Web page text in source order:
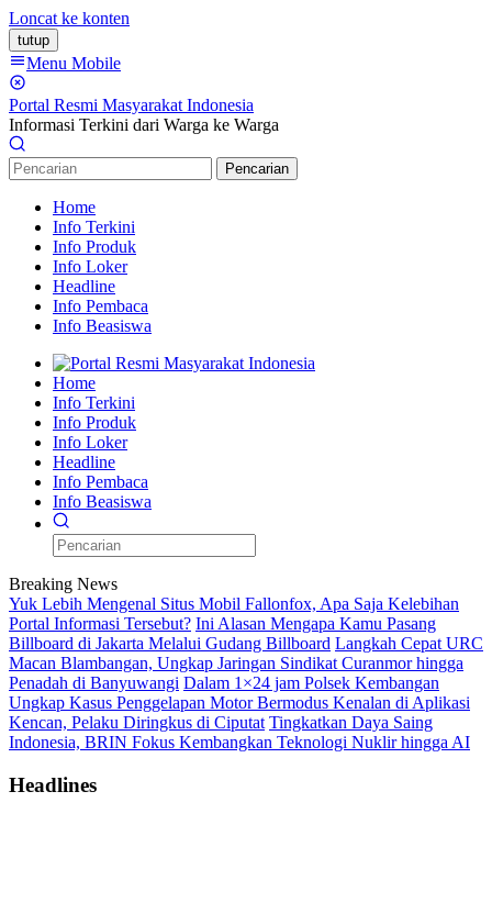
Loncat ke konten
tutup
Menu Mobile
Portal Resmi Masyarakat Indonesia
Informasi Terkini dari Warga ke Warga
Pencarian
Home
Info Terkini
Info Produk
Info Loker
Headline
Info Pembaca
Info Beasiswa
Home
Info Terkini
Info Produk
Info Loker
Headline
Info Pembaca
Info Beasiswa
Breaking News
Yuk Lebih Mengenal Situs Mobil Fallonfox, Apa Saja Kelebihan
Portal Informasi Tersebut? Ini Alasan Mengapa Kamu Pasang
Billboard di Jakarta Melalui Gudang Billboard Langkah Cepat URC
Macan Blambangan, Ungkap Jaringan Sindikat Curanmor hingga
Penadah di Banyuwangi Dalam 1×24 jam Polsek Kembangan
Ungkap Kasus Penggelapan Motor Bermodus Kenalan di Aplikasi
Kencan, Pelaku Diringkus di Ciputat Tingkatkan Daya Saing
Indonesia, BRIN Fokus Kembangkan Teknologi Nuklir hingga AI
Headlines